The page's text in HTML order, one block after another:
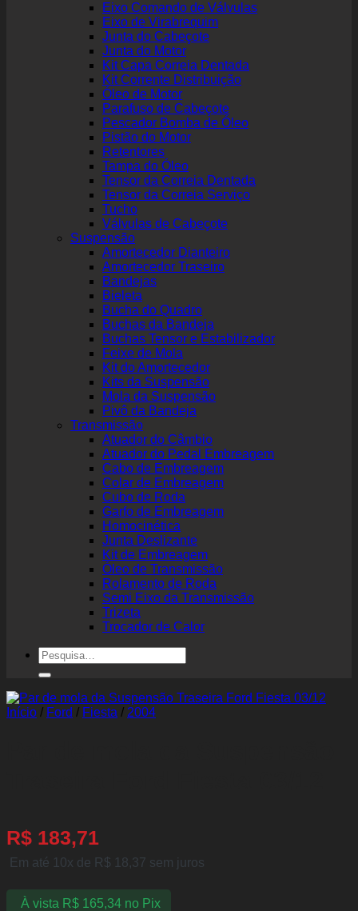
Eixo Comando de Válvulas
Eixo de Virabrequim
Junta do Cabeçote
Junta do Motor
Kit Capa Correia Dentada
Kit Corrente Distribuição
Óleo de Motor
Parafuso de Cabeçote
Pescador Bomba de Óleo
Pistão do Motor
Retentores
Tampa do Óleo
Tensor da Correia Dentada
Tensor da Correia Serviço
Tucho
Válvulas de Cabeçote
Suspensão
Amortecedor Dianteiro
Amortecedor Traseiro
Bandejas
Bieleta
Bucha do Quadro
Buchas da Bandeja
Buchas Tensor e Estabilizador
Feixe de Mola
Kit do Amortecedor
Kits da Suspensão
Mola da Suspensão
Pivô da Bandeja
Transmissão
Atuador do Câmbio
Atuador do Pedal Embreagem
Cabo de Embreagem
Colar de Embreagem
Cubo de Roda
Garfo de Embreagem
Homocinética
Junta Deslizante
Kit de Embreagem
Óleo de Transmissão
Rolamento de Roda
Semi Eixo da Transmissão
Trizeta
Trocador de Calor
Pesquisar
por:
Início / Ford / Fiesta / 2004
R$ 183,71
Em até 10x de R$ 18,37 sem juros
À vista R$165,34 no Pix